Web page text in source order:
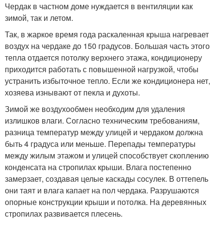
Чердак в частном доме нуждается в вентиляции как
зимой, так и летом.
Так, в жаркое время года раскаленная крыша нагревает
воздух на чердаке до 150 градусов. Большая часть этого
тепла отдается потолку верхнего этажа, кондиционеру
приходится работать с повышенной нагрузкой, чтобы
устранить избыточное тепло. Если же кондиционера нет,
хозяева изнывают от пекла и духоты.
Зимой же воздухообмен необходим для удаления
излишков влаги. Согласно техническим требованиям,
разница температур между улицей и чердаком должна
быть 4 градуса или меньше. Перепады температуры
между жилым этажом и улицей способствует скоплению
конденсата на стропилах крыши. Влага постепенно
замерзает, создавая целые каскады сосулек. В оттепель
они таят и влага капает на пол чердака. Разрушаются
опорные конструкции крыши и потолка. На деревянных
стропилах развивается плесень.